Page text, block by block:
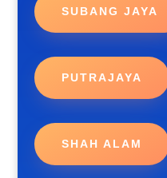
SUBANG JAYA
PUTRAJAYA
SHAH ALAM